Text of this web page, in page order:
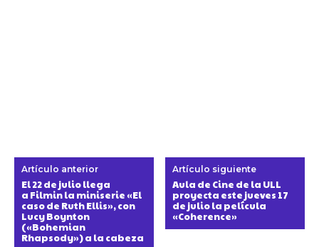
Artículo anterior
El 22 de julio llega
a Filmin la miniserie «El
caso de Ruth Ellis», con
Lucy Boynton
(«Bohemian
Rhapsody») a la cabeza
Artículo siguiente
Aula de Cine de la ULL
proyecta este jueves 17
de julio la película
«Coherence»